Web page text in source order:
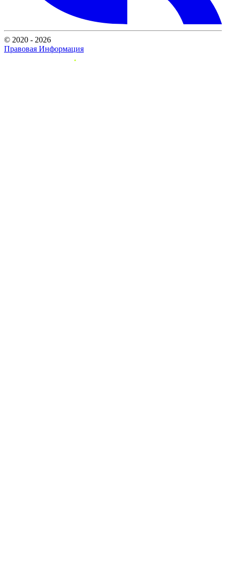
© 2020 - 2026
Правовая Информация